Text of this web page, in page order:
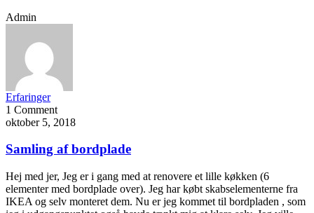
Admin
Erfaringer
1 Comment
oktober 5, 2018
Samling af bordplade
Hej med jer, Jeg er i gang med at renovere et lille køkken (6
elementer med bordplade over). Jeg har købt skabselementerne fra
IKEA og selv monteret dem. Nu er jeg kommet til bordpladen , som